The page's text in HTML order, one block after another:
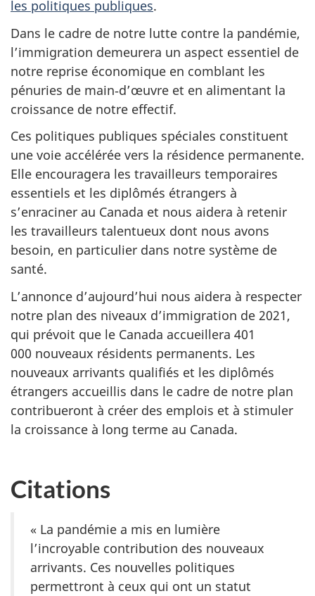
les politiques publiques.
Dans le cadre de notre lutte contre la pandémie,
l’immigration demeurera un aspect essentiel de
notre reprise économique en comblant les
pénuries de main‑d’œuvre et en alimentant la
croissance de notre effectif.
Ces politiques publiques spéciales constituent
une voie accélérée vers la résidence permanente.
Elle encouragera les travailleurs temporaires
essentiels et les diplômés étrangers à
s’enraciner au Canada et nous aidera à retenir
les travailleurs talentueux dont nous avons
besoin, en particulier dans notre système de
santé.
L’annonce d’aujourd’hui nous aidera à respecter
notre plan des niveaux d’immigration de 2021,
qui prévoit que le Canada accueillera 401
000 nouveaux résidents permanents. Les
nouveaux arrivants qualifiés et les diplômés
étrangers accueillis dans le cadre de notre plan
contribueront à créer des emplois et à stimuler
la croissance à long terme au Canada.
Citations
« La pandémie a mis en lumière
l’incroyable contribution des nouveaux
arrivants. Ces nouvelles politiques
permettront à ceux qui ont un statut